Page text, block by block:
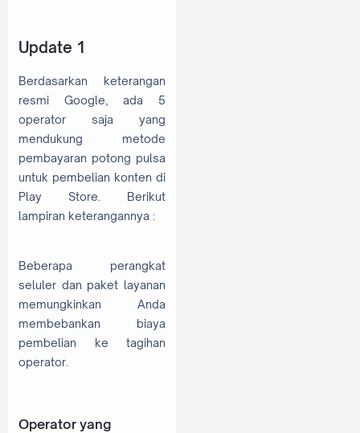
Update 1
Berdasarkan keterangan
resmi Google, ada 5
operator saja yang
mendukung metode
pembayaran potong pulsa
untuk pembelian konten di
Play Store. Berikut
lampiran keterangannya :
Beberapa perangkat
seluler dan paket layanan
memungkinkan Anda
membebankan biaya
pembelian ke tagihan
operator.
Operator yang